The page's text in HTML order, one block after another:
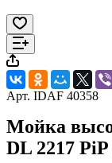
Арт. IDAF 40358
Мойка
DL 2217